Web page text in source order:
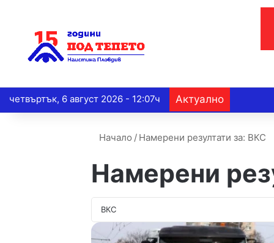
четвъртък, 6 август 2026 - 12:07ч Актуално
Начало / Намерени резултати за: ВКС
Намерени